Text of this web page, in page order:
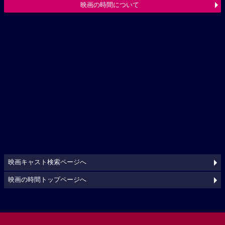
映画の時間について
映画キャスト検索ページへ
映画の時間トップページへ